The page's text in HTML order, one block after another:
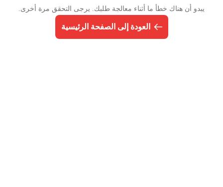
يبدو أن هناك خطأ ما أثناء معالجة طلبك. يرجى التحقق مرة أخرى.
العودة إلى الصفحة الرئيسية